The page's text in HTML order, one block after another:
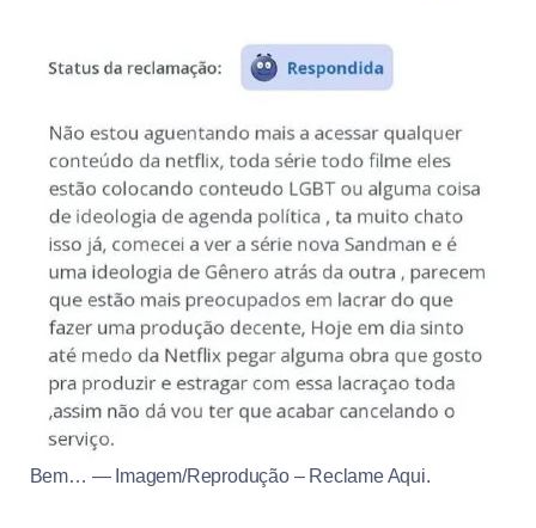
Bem… — Imagem/Reprodução – Reclame Aqui.